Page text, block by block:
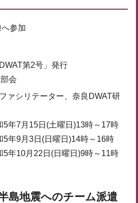
参加
第2号」発行
会
ァシリテーター、奈良DWAT研
年7月15日(土曜日)13時～17時
年9月3日(日曜日)14時～16時
年10月22日(日曜日)9時～11時
島地震へのチーム派遣